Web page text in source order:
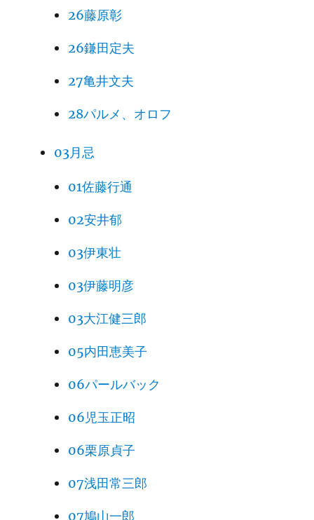
26藤原彰
26鎌田定夫
27亀井文夫
28パルメ、オロフ
03月忌
01佐藤行通
02安井郁
03伊東壮
03伊藤明彦
03大江健三郎
05内田恵美子
06パールバック
06児玉正昭
06栗原貞子
07浅田常三郎
07鳩山一郎